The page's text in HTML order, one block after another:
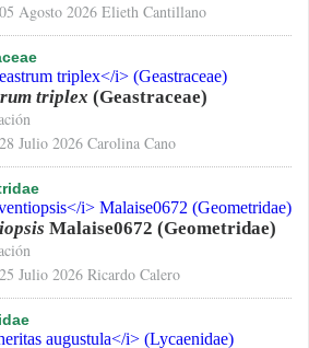
05 Agosto 2026 Elieth Cantillano
triplex (Geastraceae)
28 Julio 2026 Carolina Cano
Malaise0672 (Geometridae)
25 Julio 2026 Ricardo Calero